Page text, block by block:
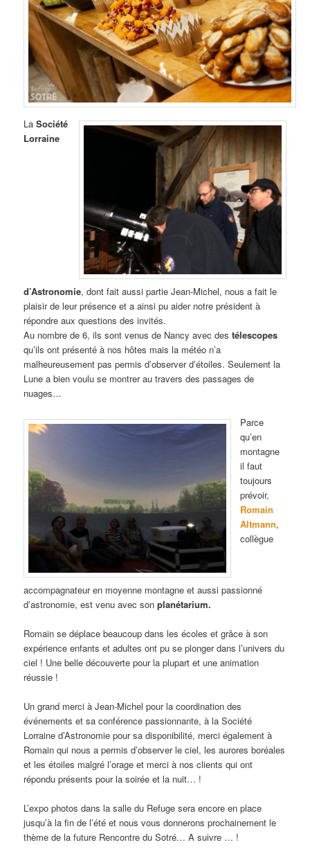
La Société
Lorraine
d’Astronomie, dont fait aussi partie Jean-Michel, nous a fait le
plaisir de leur présence et a ainsi pu aider notre président à
répondre aux questions des invités.
Au nombre de 6, ils sont venus de Nancy avec destélescopes
qu’ils ont présenté à nos hôtes mais la météo n’a
malheureusement pas permis d’observer d’étoiles. Seulement la
Lune a bien voulu se montrer au travers des passages de
nuages…
Parce
qu’en
montagne
il faut
toujours
prévoir,
Romain
Altmann,
collègue
accompagnateur en moyenne montagne et aussi passionné
d’astronomie, est venu avec sonplanétarium.
Romain se déplace beaucoup dans les écoles et grâce à son
expérience enfants et adultes ont pu se plonger dans l’univers du
ciel ! Une belle découverte pour la plupart et une animation
réussie !
Un grand merci à Jean-Michel pour la coordination des
événements et sa conférence passionnante, à la Société
Lorraine d’Astronomie pour sa disponibilité, merci également à
Romain qui nous a permis d’observer le ciel, les aurores boréales
et les étoiles malgré l’orage et merci à nos clients qui ont
répondu présents pour la soirée et la nuit… !
L’expo photos dans la salle du Refuge sera encore en place
jusqu’à la fin de l’été et nous vous donnerons prochainement le
thème de la future Rencontre du Sotré… A suivre … !